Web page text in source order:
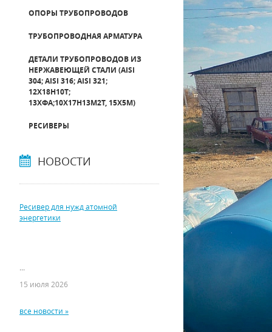
ОПОРЫ ТРУБОПРОВОДОВ
ТРУБОПРОВОДНАЯ АРМАТУРА
ДЕТАЛИ ТРУБОПРОВОДОВ ИЗ
НЕРЖАВЕЮЩЕЙ СТАЛИ (AISI
304; AISI 316; AISI 321;
12Х18Н10Т;
13ХФА;10Х17Н13М2Т, 15Х5М)
РЕСИВЕРЫ
НОВОСТИ
Ресивер для нужд атомной
энергетики
15 июля 2026
все новости »